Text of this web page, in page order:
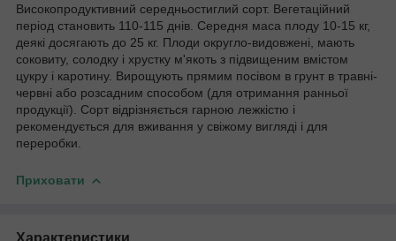
Високопродуктивний середньостиглий сорт. Вегетаційний
період становить 110-115 днів. Середня маса плоду 10-15 кг,
деякі досягають до 25 кг. Плоди округло-видовжені, мають
соковиту, солодку і хрустку м'якоть з підвищеним вмістом
цукру і каротину. Вирощують прямим посівом в грунт в травні-
червні або розсадним способом (для отримання ранньої
продукції). Сорт відрізняється гарною лежкістю і
рекомендується для вживання у свіжому вигляді і для
переробки.
Приховати
Характеристики